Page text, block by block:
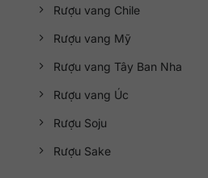
Rượu vang Chile
Rượu vang Mỹ
Rượu vang Tây Ban Nha
Rượu vang Úc
Rượu Soju
Rượu Sake